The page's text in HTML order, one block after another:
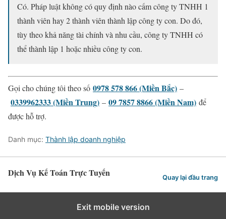
Có. Pháp luật không có quy định nào cấm công ty TNHH 1
thành viên hay 2 thành viên thành lập công ty con. Do đó,
tùy theo khả năng tài chính và nhu cầu, công ty TNHH có
thể thành lập 1 hoặc nhiều công ty con.
Gọi cho chúng tôi theo số 0978 578 866 (Miền Bắc) –
0339962333 (Miền Trung) – 09 7857 8866 (Miền Nam) để
được hỗ trợ.
Danh mục: Thành lập doanh nghiệp
Dịch Vụ Kế Toán Trực Tuyến Quay lại đầu trang
Exit mobile version